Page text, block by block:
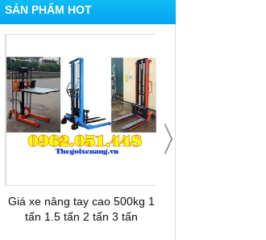
SẢN PHẨM HOT
Giá xe nâng tay cao 500kg 1
tấn 1.5 tấn 2 tấn 3 tấn